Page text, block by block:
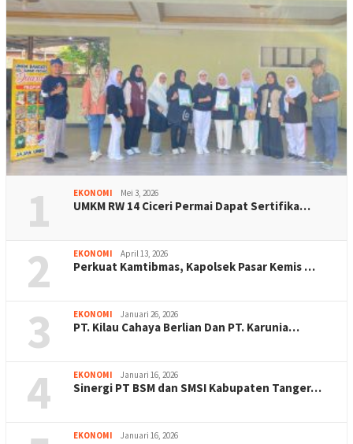
1 EKONOMI Mei 3, 2026
UMKM RW 14 Ciceri Permai Dapat Sertifika…
2 EKONOMI April 13, 2026
Perkuat Kamtibmas, Kapolsek Pasar Kemis …
3 EKONOMI Januari 26, 2026
PT. Kilau Cahaya Berlian Dan PT. Karunia…
4 EKONOMI Januari 16, 2026
Sinergi PT BSM dan SMSI Kabupaten Tanger…
EKONOMI Januari 16, 2026